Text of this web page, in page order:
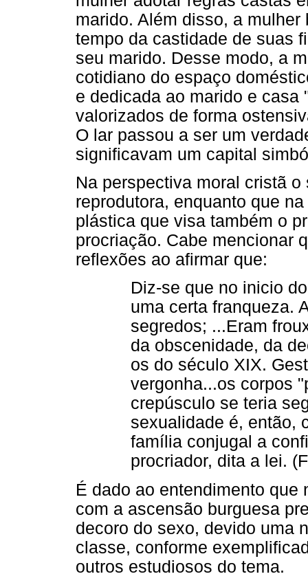
marido. Além disso, a
tempo da castidade de suas
seu marido. Desse modo, a
cotidiano do espaço
e dedicada ao marido e casa
valorizados de forma
O lar passou a ser um
significavam um capital
Na perspectiva moral cristã
reprodutora, enquanto que
plástica que visa também o
procriação. Cabe mencionar
reflexões ao afirmar que:
Diz-se que no inicio
uma certa franqueza.
segredos; ...Eram
da obscenidade, da
os do século XIX.
vergonha...os corpos
crepúsculo se teria
sexualidade é, então,
família conjugal a
procriador, dita a lei.
É dado ao entendimento
com a ascensão burguesa
decoro do sexo, devido uma
classe, conforme
outros estudiosos do tema.